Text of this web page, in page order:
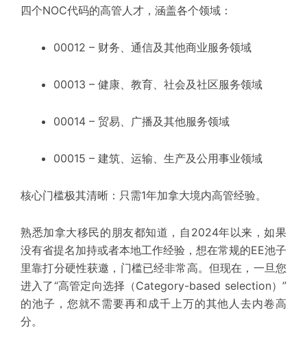
四个NOC代码的高管人才，涵盖各个领域：
00012 – 财务、通信及其他商业服务领域
00013 – 健康、教育、社会及社区服务领域
00014 – 贸易、广播及其他服务领域
00015 – 建筑、运输、生产及公用事业领域
核心门槛极其清晰：只需1年加拿大境内高管经验。
熟悉加拿大移民的朋友都知道，自2024年以来，如果
没有省提名加持或者本地工作经验，想在常规的EE池子
里靠打分硬性获邀，门槛已经非常高。但现在，一旦您
进入了“高管定向选择（Category-based selection）”
的池子，您就不需要再和成千上万的其他人去内卷高
分。